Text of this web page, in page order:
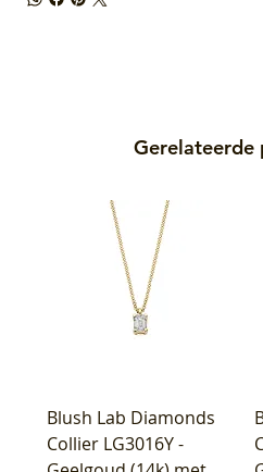
Gerelateerde
Blush Lab Diamonds
Collier LG3016Y -